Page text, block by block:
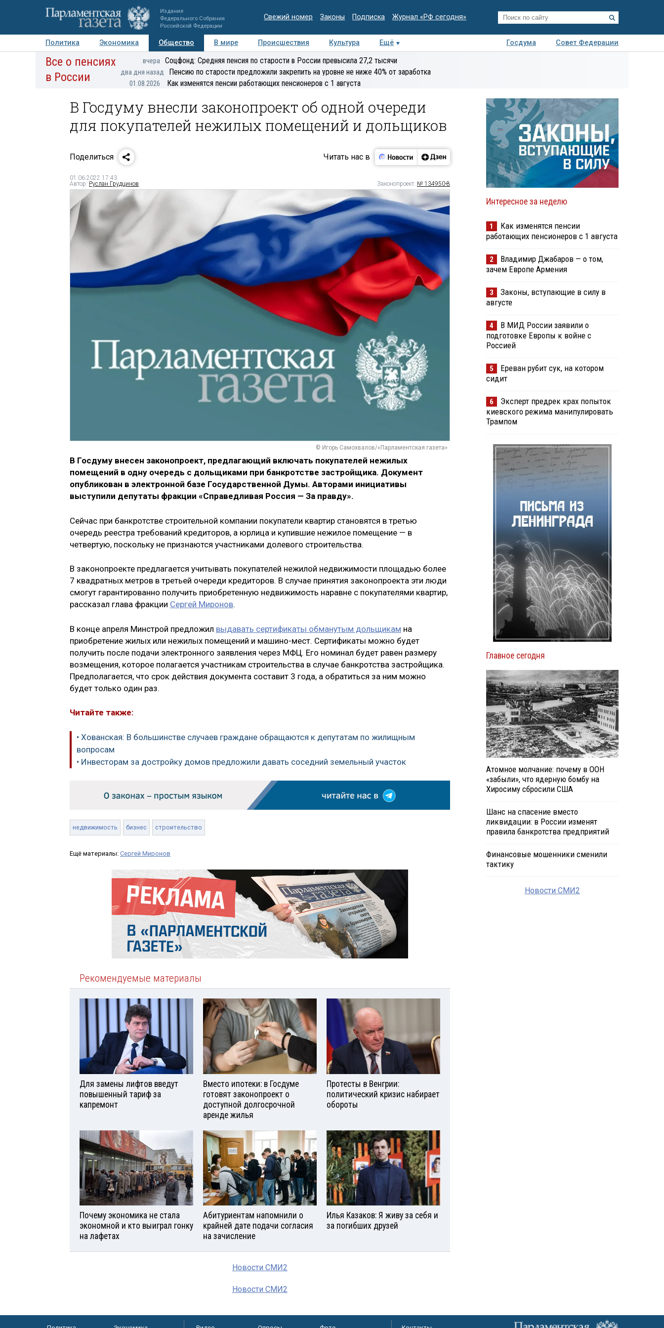
Издание
Федерального Собрания
Российской Федерации
Свежий номер Законы Подписка Журнал «РФ сегодня»
Политика Экономика Общество В мире Происшествия Культура Ещё Госдума
Совет Федерации
Авторы Персоны Мнения Регионы Медиацентр Интервью Колумнисты
экспертиза
Все о пенсиях
в России
вчера Соцфонд: Средняя пенсия по старости в России превысила 27,2 тысячи
два дня назад Пенсию по старости предложили закрепить на уровне не ниже 40% от заработка
01.08.2026 Как изменятся пенсии работающих пенсионеров с 1 августа
В Госдуму внесли законопроект об одной очереди
для покупателей нежилых помещений и дольщиков
Поделиться Читать нас в
01.06.2022 17:43
Автор: Руслан Грудцинов Законопроект: № 134950-8
© Игорь Самохвалов/«Парламентская газета»
В Госдуму внесен законопроект, предлагающий включать покупателей нежилых
помещений в одну очередь с дольщиками при банкротстве застройщика. Документ
опубликован в электронной базе Государственной Думы. Авторами инициативы
выступили депутаты фракции «Справедливая Россия — За правду».
Сейчас при банкротстве строительной компании покупатели квартир становятся в третью
очередь реестра требований кредиторов, а юрлица и купившие нежилое помещение — в
четвертую, поскольку не признаются участниками долевого строительства.
В законопроекте предлагается учитывать покупателей нежилой недвижимости площадью более
7 квадратных метров в третьей очереди кредиторов. В случае принятия законопроекта эти люди
смогут гарантированно получить приобретенную недвижимость наравне с покупателями квартир,
рассказал глава фракции Сергей Миронов.
В конце апреля Минстрой предложил выдавать сертификаты обманутым дольщикам на
приобретение жилых или нежилых помещений и машино-мест. Сертификаты можно будет
получить после подачи электронного заявления через МФЦ. Его номинал будет равен размеру
возмещения, которое полагается участникам строительства в случае банкротства застройщика.
Предполагается, что срок действия документа составит 3 года, а обратиться за ним можно
будет только один раз.
Читайте также:
• Хованская: В большинстве случаев граждане обращаются к депутатам по жилищным
вопросам
• Инвесторам за достройку домов предложили давать соседний земельный участок
недвижимость бизнес строительство
Ещё материалы: Сергей Миронов
Рекомендуемые материалы
Для замены лифтов введут
повышенный тариф за
капремонт
Вместо ипотеки: в Госдуме
готовят законопроект о
доступной долгосрочной
аренде жилья
Протесты в Венгрии:
политический кризис набирает
обороты
Почему экономика не стала
экономной и кто выиграл гонку
на лафетах
Абитуриентам напомнили о
крайней дате подачи согласия
на зачисление
Илья Казаков: Я живу за себя и
за погибших друзей
Новости СМИ2
Новости СМИ2
Интересное за неделю
1
Как изменятся пенсии
работающих пенсионеров с 1 августа
2
Владимир Джабаров — о том,
зачем Европе Армения
3
Законы, вступающие в силу в
августе
4
В МИД России заявили о
подготовке Европы к войне с
Россией
5
Ереван рубит сук, на котором
сидит
6
Эксперт предрек крах попыток
киевского режима манипулировать
Трампом
Главное сегодня
Атомное молчание: почему в ООН
«забыли», что ядерную бомбу на
Хиросиму сбросили США
Шанс на спасение вместо
ликвидации: в России изменят
правила банкротства предприятий
Финансовые мошенники сменили
тактику
Новости СМИ2